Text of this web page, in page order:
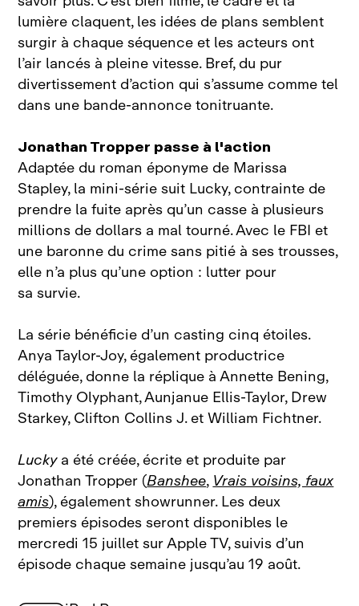
lumière claquent, les idées de plans semblent
surgir à chaque séquence et les acteurs ont
l’air lancés à pleine vitesse. Bref, du pur
divertissement d’action qui s’assume comme tel
dans une bande‑annonce tonitruante.
Jonathan Tropper passe à l'action
Adaptée du roman éponyme de Marissa
Stapley, la mini‑série suit Lucky, contrainte de
prendre la fuite après qu’un casse à plusieurs
millions de dollars a mal tourné. Avec le FBI et
une baronne du crime sans pitié à ses trousses,
elle n’a plus qu’une option : lutter pour
sa survie.
La série bénéficie d’un casting cinq étoiles.
Anya Taylor‑Joy, également productrice
déléguée, donne la réplique à Annette Bening,
Timothy Olyphant, Aunjanue Ellis‑Taylor, Drew
Starkey, Clifton Collins J. et William Fichtner.
Luckya été créée, écrite et produite par
Jonathan Tropper (Banshee,Vrais voisins, faux
amis), également showrunner. Les deux
premiers épisodes seront disponibles le
mercredi 15 juillet sur Apple TV, suivis d’un
épisode chaque semaine jusqu’au 19 août.